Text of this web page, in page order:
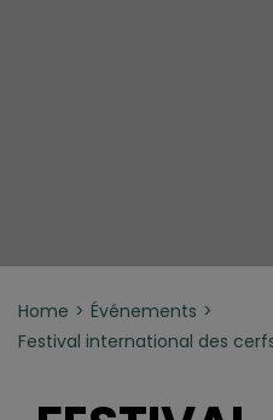
Home
Événements
Festival international des